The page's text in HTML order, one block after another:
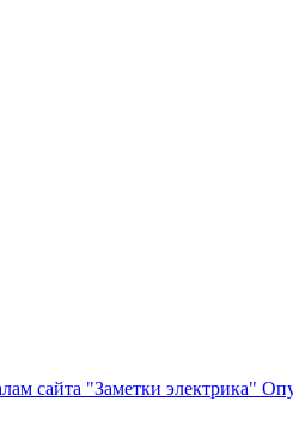
сайта "Заметки электрика"